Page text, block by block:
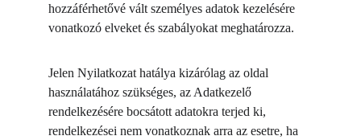
hozzáférhetővé vált személyes adatok kezelésére
vonatkozó elveket és szabályokat meghatározza.
Jelen Nyilatkozat hatálya kizárólag az oldal
használatához szükséges, az Adatkezelő
rendelkezésére bocsátott adatokra terjed ki,
rendelkezései nem vonatkoznak arra az esetre, ha